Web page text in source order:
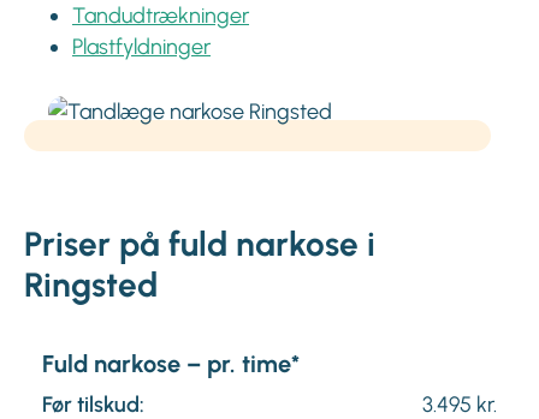
Tandudtrækninger
Plastfyldninger
Priser på fuld narkose i
Ringsted
Fuld narkose – pr. time*
Før tilskud:
3.495 kr.